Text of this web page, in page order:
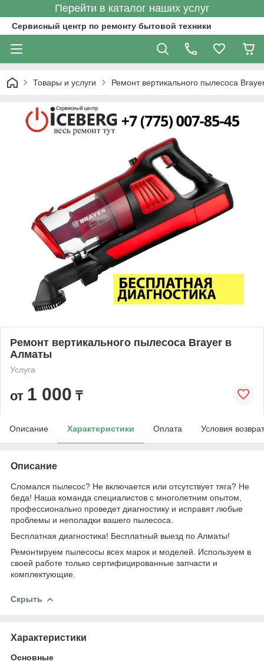
Перейти в каталог наших услуг
Сервисный центр по ремонту бытовой техники
Товары и услуги Ремонт вертикального пылесоса
Ремонт вертикального пылесоса Brayer в
Алматы
Услуга
от 1 000 ₸
Описание Характеристики Оплата Условия
Описание
Сломался пылесос? Не включается или отсутствует тяга? Не
беда! Наша команда специалистов с многолетним опытом,
профессионально проведет диагностику и исправят любые
проблемы и неполадки вашего пылесоса.
Бесплатная диагностика! Бесплатный выезд по Алматы!
Ремонтируем пылесосы всех марок и моделей. Используем в
своей работе только сертифицированные запчасти и
комплектующие.
Скрыть
Характеристики
Основные